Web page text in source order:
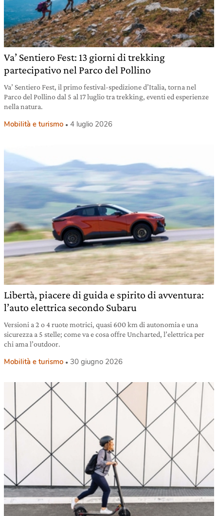
Va’ Sentiero Fest: 13 giorni di trekking
partecipativo nel Parco del Pollino
Va’ Sentiero Fest, il primo festival-spedizione d’Italia, torna nel
Parco del Pollino dal 5 al 17 luglio tra trekking, eventi ed esperienze
nella natura.
Mobilità e turismo 4 luglio 2026
Libertà, piacere di guida e spirito di avventura:
l’auto elettrica secondo Subaru
Versioni a 2 o 4 ruote motrici, quasi 600 km di autonomia e una
sicurezza a 5 stelle; come va e cosa offre Uncharted, l’elettrica per
chi ama l’outdoor.
Mobilità e turismo 30 giugno 2026